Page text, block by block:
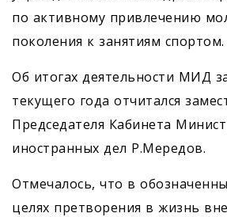
по активному привлечению
поколения к занятиям спортом.
Об итогах деятельности МИД
текущего года отчитался
Председателя Кабинета
иностранных дел Р.Мередов.
Отмечалось, что в
целях претворения в жизнь